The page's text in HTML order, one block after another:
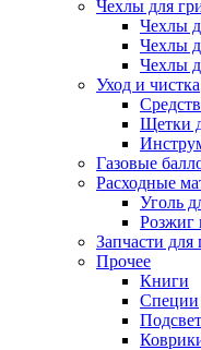
Чехлы для
Чехлы
Чехлы
Чехлы
Уход и чистка
Щетки
Газовые
Расходные
Уголь
Розжиг
Запчасти для
Прочее
Книги
Специи